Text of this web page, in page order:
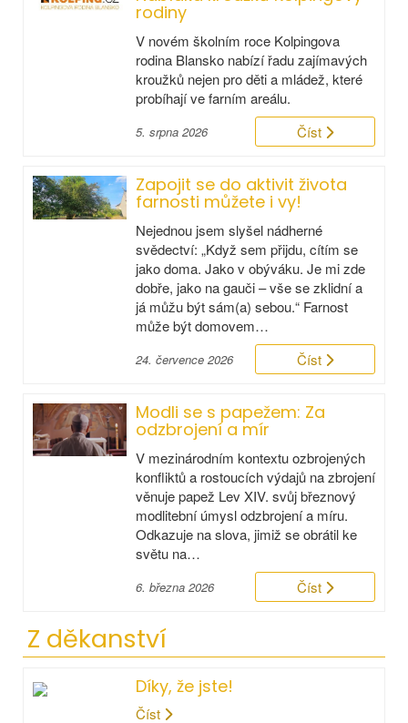
rodiny
V novém školním roce Kolpingova
rodina Blansko nabízí řadu zajímavých
kroužků nejen pro děti a mládež, které
probíhají ve farním areálu.
5. srpna 2026 Číst
Zapojit se do aktivit života
farnosti můžete i vy!
Nejednou jsem slyšel nádherné
svědectví: „Když sem přijdu, cítím se
jako doma. Jako v obýváku. Je mi zde
dobře, jako na gauči – vše se zklidní a
já můžu být sám(a) sebou.“ Farnost
může být domovem…
24. července 2026 Číst
Modli se s papežem: Za
odzbrojení a mír
V mezinárodním kontextu ozbrojených
konfliktů a rostoucích výdajů na zbrojení
věnuje papež Lev XIV. svůj březnový
modlitební úmysl odzbrojení a míru.
Odkazuje na slova, jimiž se obrátil ke
světu na…
6. března 2026 Číst
Z děkanství
Díky, že jste!
Číst